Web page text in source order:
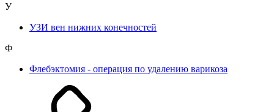
У
УЗИ вен нижних конечностей
Ф
Флебэктомия - операция по удалению варикоза